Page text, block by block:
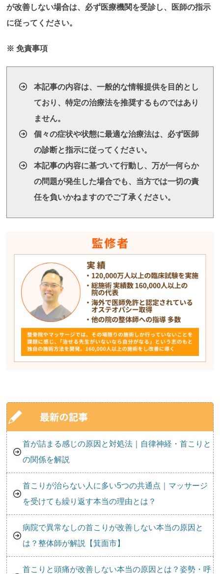
が改善しない場合は、必ず医療機関を受診し、医師の指示
に従ってください。
※ 免責事項
本記事の内容は、一般的な情報提供を目的とし
ており、特定の治療法を推奨するものではあり
ません。
個々の症状や状態に最適な治療法は、必ず医師
の診断と指示に従ってください。
本記事の内容に基づいて行動し、万が一何らか
の問題が発生した場合でも、当方では一切の責
任を負いかねますのでご了承ください。
首が詰まる感じの原因と対処法｜自律神経・首こりと
の関係を解説
首こりが治らない人に多い5つの共通点｜マッサージ
を受けても繰り返す本当の理由とは？
病院で異常なしの首こりが改善しない本当の原因と
は？整体師が解説【箕面市】
首こりと頭痛が改善しない本当の原因とは？姿勢・呼